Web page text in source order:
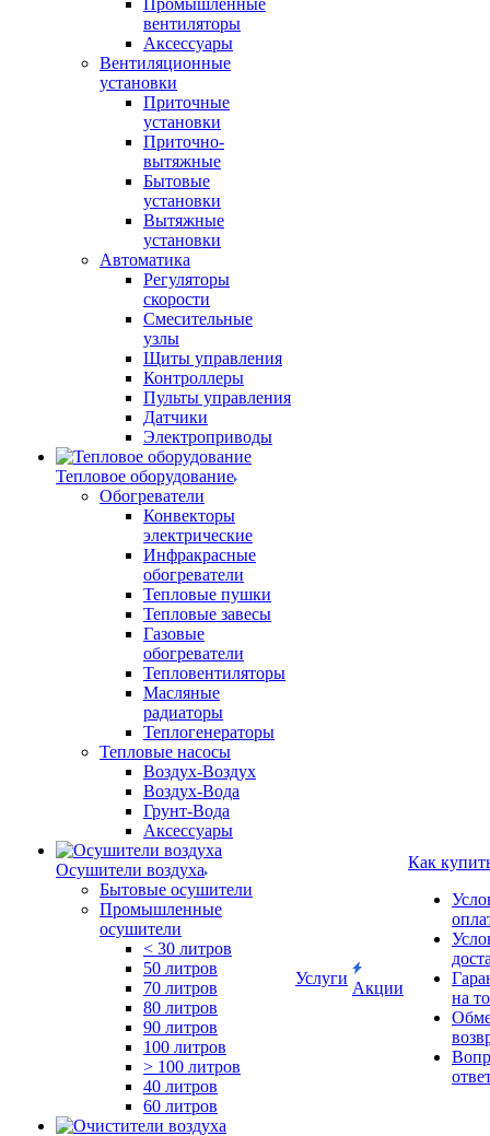
Промышленные
вентиляторы
Аксессуары
Вентиляционные
установки
Приточные
установки
Приточно-
вытяжные
Бытовые
установки
Вытяжные
установки
Автоматика
Регуляторы
скорости
Смесительные
узлы
Щиты управления
Контроллеры
Пульты управления
Датчики
Электроприводы
Тепловое оборудование
Обогреватели
Конвекторы
электрические
Инфракрасные
обогреватели
Тепловые пушки
Тепловые завесы
Газовые
обогреватели
Тепловентиляторы
Масляные
радиаторы
Теплогенераторы
Тепловые насосы
Воздух-Воздух
Воздух-Вода
Грунт-Вода
Аксессуары
Осушители воздуха
Бытовые осушители
Промышленные
осушители
< 30 литров
50 литров
70 литров
80 литров
90 литров
100 литров
> 100 литров
40 литров
60 литров
Услуги
Акции
Как
на